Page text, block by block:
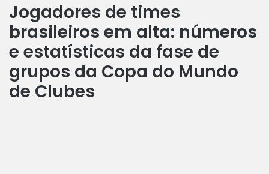
Jogadores de times
brasileiros em alta: números
e estatísticas da fase de
grupos da Copa do Mundo
de Clubes